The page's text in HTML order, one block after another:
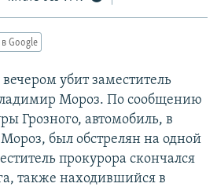
Google
убит заместитель
Мороз. По сообщению
Грозного, автомобиль, в
был обстрелян на одной
прокурора скончался
также находившийся в